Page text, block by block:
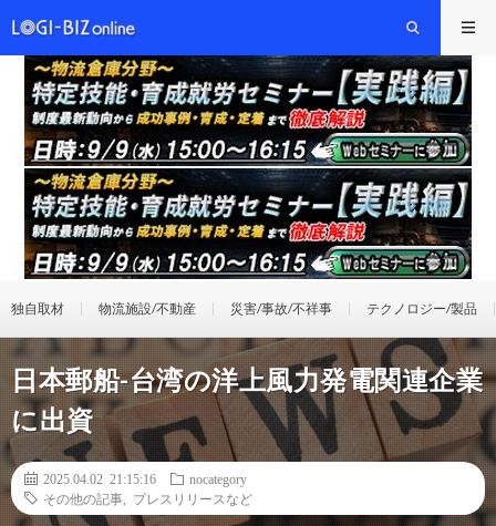
独自取材 物流施設/不動産 災害/事故/不祥事 テクノロジー/製品
日本郵船-台湾の洋上風力発電関連企業
に出資
2025.04.02 21:15:16
nocategory
その他の記事
プレスリリースなど